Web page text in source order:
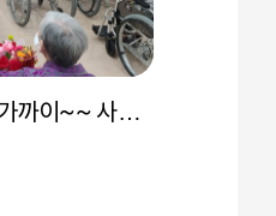
어버이날 부모님과 한발 더 가까이~~ 사랑합니다~♡